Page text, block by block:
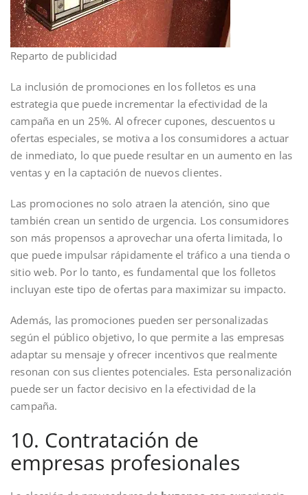
Reparto de publicidad
La inclusión de promociones en los folletos es una
estrategia que puede incrementar la efectividad de la
campaña en un 25%. Al ofrecer cupones, descuentos u
ofertas especiales, se motiva a los consumidores a actuar
de inmediato, lo que puede resultar en un aumento en las
ventas y en la captación de nuevos clientes.
Las promociones no solo atraen la atención, sino que
también crean un sentido de urgencia. Los consumidores
son más propensos a aprovechar una oferta limitada, lo
que puede impulsar rápidamente el tráfico a una tienda o
sitio web. Por lo tanto, es fundamental que los folletos
incluyan este tipo de ofertas para maximizar su impacto.
Además, las promociones pueden ser personalizadas
según el público objetivo, lo que permite a las empresas
adaptar su mensaje y ofrecer incentivos que realmente
resonan con sus clientes potenciales. Esta personalización
puede ser un factor decisivo en la efectividad de la
campaña.
10. Contratación de
empresas profesionales